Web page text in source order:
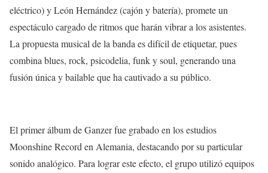
eléctrico) y León Hernández (cajón y batería), promete un
espectáculo cargado de ritmos que harán vibrar a los asistentes.
La propuesta musical de la banda es difícil de etiquetar, pues
combina blues, rock, psicodelia, funk y soul, generando una
fusión única y bailable que ha cautivado a su público.
El primer álbum de Ganzer fue grabado en los estudios
Moonshine Record en Alemania, destacando por su particular
sonido analógico. Para lograr este efecto, el grupo utilizó equipos